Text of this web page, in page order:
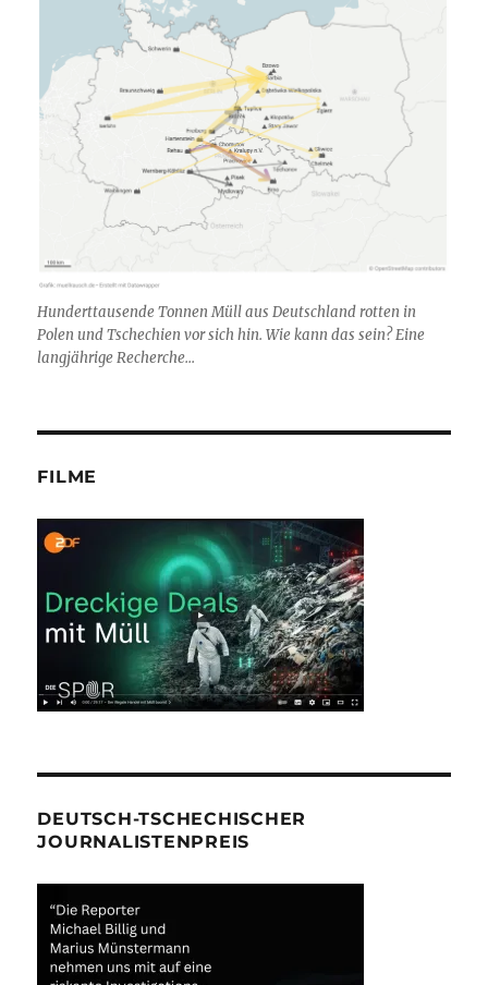
Hunderttausende Tonnen Müll aus Deutschland rotten in
Polen und Tschechien vor sich hin. Wie kann das sein? Eine
langjährige Recherche...
FILME
DEUTSCH-TSCHECHISCHER
JOURNALISTENPREIS